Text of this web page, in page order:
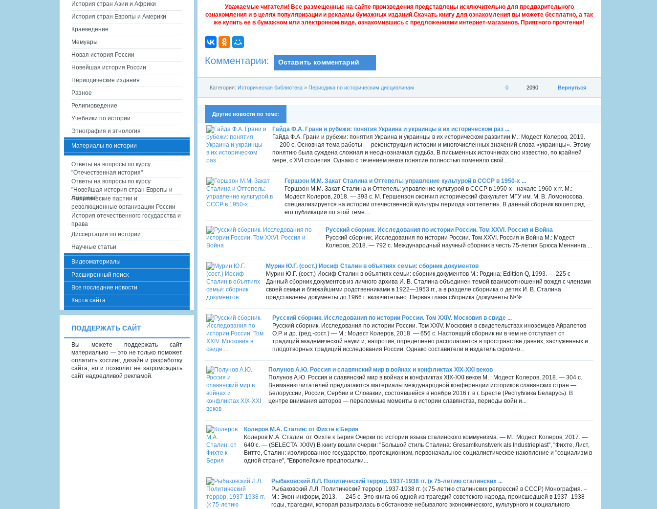
Уважаемые читатели! Все размещенные на сайте произведения представлены исключительно для предварительного
ознакомления и в целях популяризации и рекламы бумажных изданий.Скачать книгу для ознакомления вы можете бесплатно, а так
же купить ее в бумажном или электронном виде, ознакомившись с предложениями интернет-магазинов. Приятного прочтения!
Комментарии: Оставить комментарий
Вернуться
2090
0
Категория: Историческая библиотека » Периодика по историческим дисциплинам
Другие новости по теме:
Гайда Ф.А. Грани и рубежи: понятия Украина и украинцы в их историческом раз ...
Гайда Ф.А. Грани и рубежи: понятия Украина и украинцы в их историческом развитии М.: Модест Колеров, 2019.
— 200 с. Основная тема работы — реконструкция истории и многочисленных значений слова «украинцы». Этому
понятию была суждена сложная и неоднозначная судьба. В письменных источниках оно известно, по крайней
мере, с XVI столетия. Однако с течением веков понятие полностью поменяло свой...
Гершзон М.М. Закат Сталина и Оттепель: управление культурой в СССР в 1950-х ...
Гершзон М.М. Закат Сталина и Оттепель: управление культурой в СССР в 1950-х - начале 1960-х гг. М.:
Модест Колеров, 2018. — 393 с. М. Гершензон окончил исторический факультет МГУ им. М. В. Ломоносова,
специализируется на истории отечественной культуры периода «оттепели». В данный сборник вошел ряд
его публикации по этой теме....
Русский сборник. Исследования по истории России. Том XXVI. Россия и Война
Русский сборник. Исследования по истории России. Том XXVI. Россия и Война М.: Модест
Колеров, 2018. — 792 с. Международный научный сборник в честь 75-летия Брюса Меннинга....
Мурин Ю.Г. (сост.) Иосиф Сталин в объятиях семьи: сборник документов
Мурин Ю.Г. (сост.) Иосиф Сталин в объятиях семьи: сборник документов М.: Родина; Edittion Q, 1993. — 225 c
Данный сборник документов из личного архива И. В. Сталина объединен темой взаимоотношений вождя с членами
своей семьи и ближайшими родственниками в 1922—1953 гг., а в разделе сборника о детях И. В. Сталина
представлены документы до 1966 г. включительно. Первая глава сборника (документы №№...
Русский сборник. Исследования по истории России. Том XXIV. Московия в свиде ...
Русский сборник. Исследования по истории России. Том XXIV. Московия в свидетельствах иноземцев Айрапетов
О.Р. и др. (ред.-сост.) — М.: Модест Колеров, 2018. — 656 с. Настоящий сборник ни в чем не отступает от
традиций академической науки и, напротив, определенно располагается в пространстве давних, заслуженных и
плодотворных традиций исследования России. Однако составители и издатель скромно...
Полунов А.Ю. Россия и славянский мир в войнах и конфликтах XIX-XXI веков
Полунов А.Ю. Россия и славянский мир в войнах и конфликтах XIX-XXI веков М. : Модест Колеров, 2018. — 304 с.
Вниманию читателей предлагаются материалы международной конференции историков славянских стран —
Белоруссии, России, Сербии и Словакии, состоявшейся в ноябре 2016 г. в г. Бресте (Республика Беларусь). В
центре внимания авторов — переломные моменты в истории славянства, периоды войн и...
Колеров М.А. Сталин: от Фихте к Берия
Колеров М.А. Сталин: от Фихте к Берия Очерки по истории языка сталинского коммунизма. — М.: Модест Колеров, 2017. —
640 с. — (SELECTA. XXIV) В книгу вошли очерки: "Большой стиль Сталина: Gresamtkunstwerk als Industrieplast", "Фихте, Лист,
Витте, Сталин: изолированное государство, протекционизм, первоначальное социалистическое накопление и "социализм в
одной стране", "Европейские предпосылки...
Рыбаковский Л.Л. Политический террор. 1937-1938 гг. (к 75-летию сталинских ...
Рыбаковский Л.Л. Политический террор. 1937-1938 гг. (к 75-летию сталинских репрессий в СССР) Монография. –
М.: Экон-информ, 2013. — 245 с. Это книга об одной из трагедий советского народа, происшедшей в 1937–1938
годы, трагедии, которая разыгралась в обстановке небывалого экономического, культурного и социального
История стран Азии и Африки
История стран Европы и Америки
Краеведение
Мемуары
Новая история России
Новейшая история России
Периодические издания
Разное
Религиоведение
Учебники по истории
Этнография и этнология
Материалы по истории
Ответы на вопросы по курсу
"Отечественная история"
Ответы на вопросы по курсу
"Новейшая история стран Европы и
Америки"
Политические партии и
революционные организации России
История отечественного государства и
права
Диссертации по истории
Научные статьи
Видеоматериалы
Расширенный поиск
Все последние новости
Карта сайта
ПОДДЕРЖАТЬ САЙТ
Вы можете поддержать сайт
материально — это не только поможет
оплатить хостинг, дизайн и разработку
сайта, но и позволит не загромождать
сайт надоедливой рекламой.